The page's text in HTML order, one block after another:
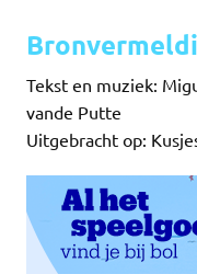
Tekst en muziek:
vande Putte
Uitgebracht op: